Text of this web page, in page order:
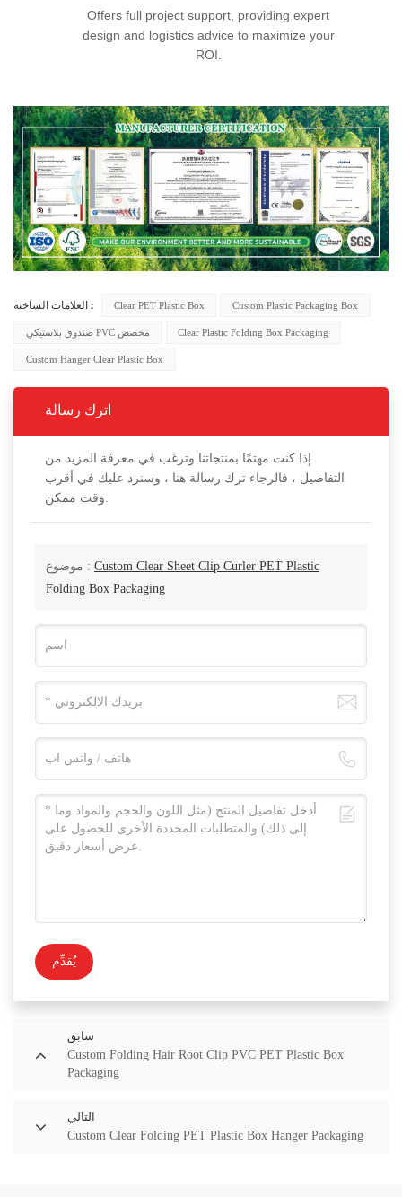
Offers full project support, providing expert
design and logistics advice to maximize your
ROI.
العلامات الساخنة : Clear PET Plastic Box Custom Plastic Packaging Box
صندوق بلاستيكي PVC مخصص Clear Plastic Folding Box Packaging
Custom Hanger Clear Plastic Box
اترك رسالة
إذا كنت مهتمًا بمنتجاتنا وترغب في معرفة المزيد من
التفاصيل ، فالرجاء ترك رسالة هنا ، وسنرد عليك في أقرب
موضوع : Custom Clear Sheet Clip Curler PET Plastic
Folding Box Packaging
يُقدِّم
سابق
Custom Folding Hair Root Clip PVC PET Plastic Box
Packaging
التالي
Custom Clear Folding PET Plastic Box Hanger Packaging